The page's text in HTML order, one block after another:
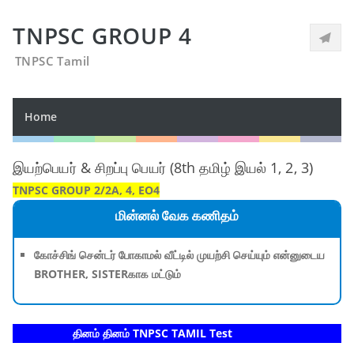
TNPSC GROUP 4
TNPSC Tamil
Home
இயற்பெயர் & சிறப்பு பெயர் (8th தமிழ் இயல் 1, 2, 3)
TNPSC GROUP 2/2A, 4, EO4
மின்னல் வேக கணிதம்
கோச்சிங் சென்டர் போகாமல் வீட்டில் முயற்சி செய்யும் என்னுடைய
BROTHER, SISTERகாக மட்டும்
தினம் தினம் TNPSC TAMIL Test